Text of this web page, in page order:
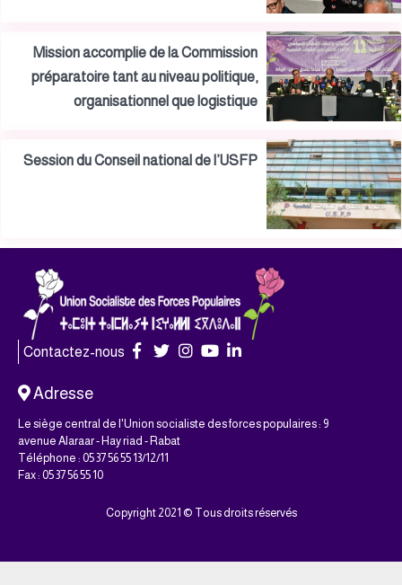
Mission accomplie de la Commission
préparatoire tant au niveau politique,
organisationnel que logistique
Session du Conseil national de l’USFP
Contactez-nous
Adresse
Le siège central de l'Union socialiste des forces populaires : 9
avenue Alaraar - Hay riad - Rabat
Téléphone : 05 37 56 55 13/12/11
Fax : 05 37 56 55 10
Copyright 2021 © Tous droits réservés